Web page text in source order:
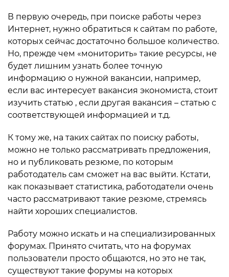
В первую очередь, при поиске работы через
Интернет, нужно обратиться к сайтам по работе,
которых сейчас достаточно большое количество.
Но, прежде чем «мониторить» такие ресурсы, не
будет лишним узнать более точную
информацию о нужной вакансии, например,
если вас интересует вакансия экономиста, стоит
изучить статью , если другая вакансия – статью с
соответствующей информацией и т.д.
К тому же, на таких сайтах по поиску работы,
можно не только рассматривать предложения,
но и публиковать резюме, по которым
работодатель сам сможет на вас выйти. Кстати,
как показывает статистика, работодатели очень
часто рассматривают такие резюме, стремясь
найти хороших специалистов.
Работу можно искать и на специализированных
форумах. Принято считать, что на форумах
пользователи просто общаются, но это не так,
существуют такие форумы на которых